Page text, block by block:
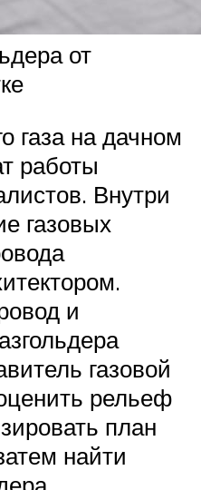
от
газа на дачном
работы
Внутри
газовых
и
газовой
рельеф
план
найти